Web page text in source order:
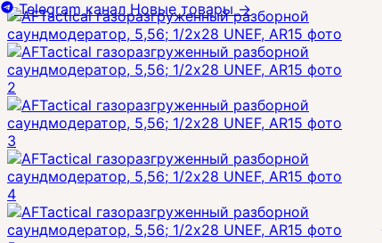
Telegram канал Новые товары→